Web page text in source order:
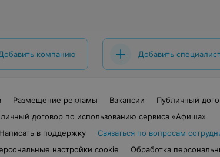
компанию Добавить
Размещение рекламы Вакансии
Публичный
договор по использованию сервиса «Афиша»
Написать в поддержку
Связаться по вопросам
настройки cookie Обработка